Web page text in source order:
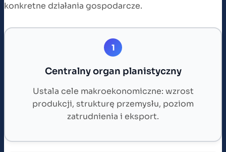
konkretne działania gospodarcze.
1
Centralny organ planistyczny
Ustala cele makroekonomiczne: wzrost
produkcji, strukturę przemysłu, poziom
zatrudnienia i eksport.